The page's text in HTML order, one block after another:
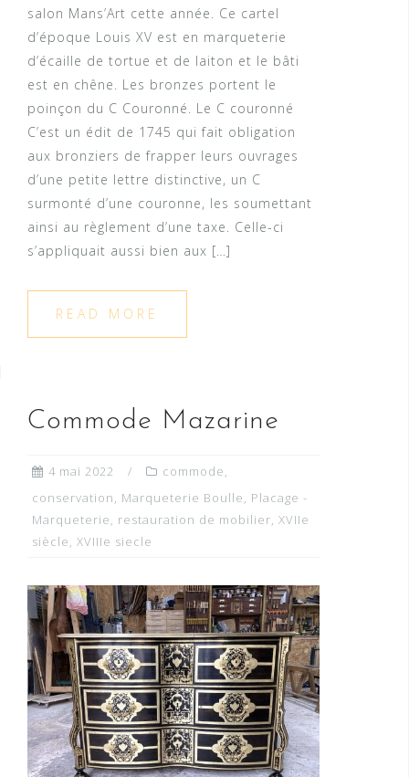
salon Mans’Art cette année. Ce cartel
d’époque Louis XV est en marqueterie
d’écaille de tortue et de laiton et le bâti
est en chêne. Les bronzes portent le
poinçon du C Couronné. Le C couronné
C’est un édit de 1745 qui fait obligation
aux bronziers de frapper leurs ouvrages
d’une petite lettre distinctive, un C
surmonté d’une couronne, les soumettant
ainsi au règlement d’une taxe. Celle-ci
s’appliquait aussi bien aux […]
READ MORE
Commode Mazarine
4 mai 2022 commode,
conservation, Marqueterie Boulle, Placage -
Marqueterie, restauration de mobilier, XVIIe
siècle, XVIIIe siecle